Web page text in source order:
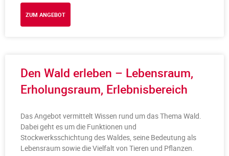
ZUM ANGEBOT
Den Wald erleben – Lebensraum,
Erholungsraum, Erlebnisbereich
Das Angebot vermittelt Wissen rund um das Thema Wald.
Dabei geht es um die Funktionen und
Stockwerksschichtung des Waldes, seine Bedeutung als
Lebensraum sowie die Vielfalt von Tieren und Pflanzen.